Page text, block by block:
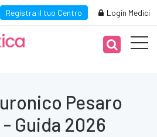
Registra il tuo Centro Login Medici
Pesaro
Guida 2026